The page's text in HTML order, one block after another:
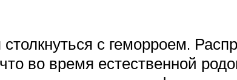
с геморроем.
во время естественной